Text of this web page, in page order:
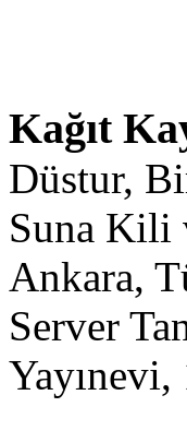
Kağıt
Düstur,
Suna Kili
Ankara,
Server